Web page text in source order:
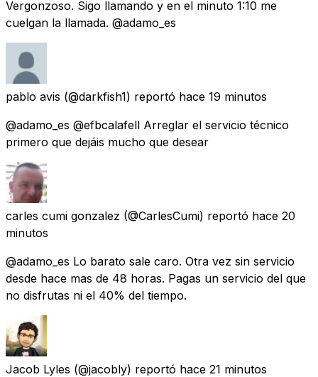
Vergonzoso. Sigo llamando y en el minuto 1:10 me
cuelgan la llamada. @adamo_es
pablo avis (@darkfish1) reportó hace 19 minutos
@adamo_es @efbcalafell Arreglar el servicio técnico
primero que dejáis mucho que desear
carles cumi gonzalez (@CarlesCumi) reportó hace 20
minutos
@adamo_es Lo barato sale caro. Otra vez sin servicio
desde hace mas de 48 horas. Pagas un servicio del que
no disfrutas ni el 40% del tiempo.
Jacob Lyles (@jacobly) reportó hace 21 minutos